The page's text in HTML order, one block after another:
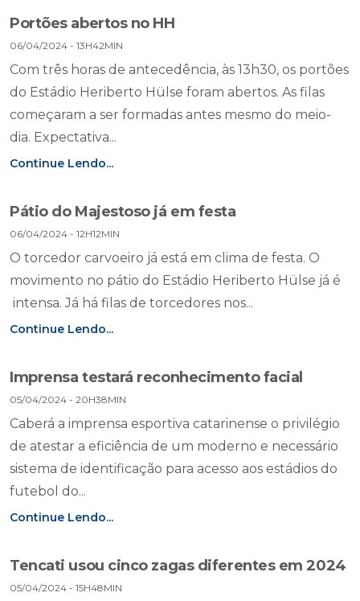
Portões abertos no HH
06/04/2024 - 13H42MIN
Com três horas de antecedência, às 13h30, os portões
do Estádio Heriberto Hülse foram abertos. As filas
começaram a ser formadas antes mesmo do meio-
dia. Expectativa...
Continue Lendo...
Pátio do Majestoso já em festa
06/04/2024 - 12H12MIN
O torcedor carvoeiro já está em clima de festa. O
movimento no pátio do Estádio Heriberto Hülse já é
intensa. Já há filas de torcedores nos...
Continue Lendo...
Imprensa testará reconhecimento facial
05/04/2024 - 20H38MIN
Caberá a imprensa esportiva catarinense o privilégio
de atestar a eficiência de um moderno e necessário
sistema de identificação para acesso aos estádios do
futebol do...
Continue Lendo...
Tencati usou cinco zagas diferentes em 2024
05/04/2024 - 15H48MIN